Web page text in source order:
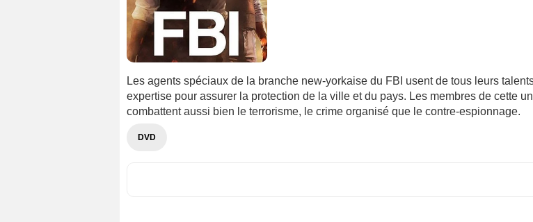
Les agents spéciaux de la branche new-yorkaise du FBI usent de tous leurs
expertise pour assurer la protection de la ville et du pays. Les membres de cette
combattent aussi bien le terrorisme, le crime organisé que le contre-espionnage.
DVD